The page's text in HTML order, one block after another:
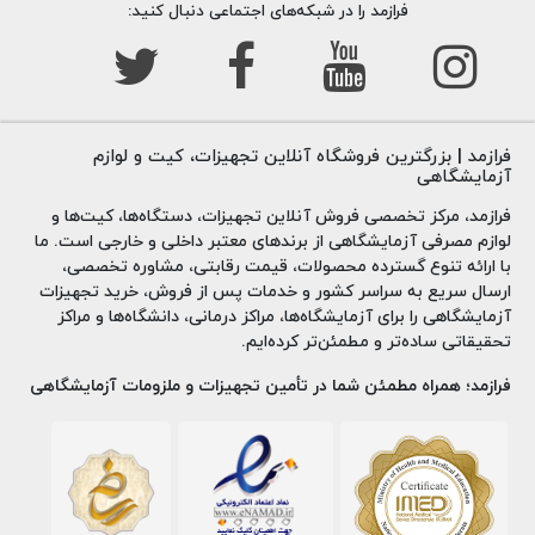
کیت آزمایش Testosterone
تستوسترون یک هورمون جنسی است که نقش مهمی در بدن
استخوانی، توزیع چربی، توده عضلانی و قدرت، و تولید گلبول های
قرمز خون و اسپرم را تنظیم می کند. مقدار کمی از تستوسترون
در گردش به استرادیول، شکلی از استروژن، تبدیل می شود. نتایج
آزمایش شما اطلاعات دقیقی در مورد نرمال، کم یا زیاد بودن
سطح تستوسترون آزاد شما ارائه می دهد. هنگامی که نتایج
خود را دریافت کردید، نکات مربوط به سبک زندگی را نیز برای حفظ
سطح تستوسترون سالم و سلامت کلی خود دریافت خواهید کرد.
کیت آزمایش Free Testosterone
این آزمایش میزان تستوسترون غیر متصل یا "آزاد" را در خون
شما اندازه گیری می کند. تستوسترون یک هورمون جنسی مردانه
فرازمد را در شبکه‌های اجتماعی دنبال کنید:
فرازمد | بزرگترین فروشگاه آنلاین تجهیزات، کیت و لوازم
آزمایشگاهی
فرازمد، مرکز تخصصی فروش آنلاین تجهیزات، دستگاه‌ها، کیت‌ها و
لوازم مصرفی آزمایشگاهی از برندهای معتبر داخلی و خارجی است. ما
با ارائه تنوع گسترده محصولات، قیمت رقابتی، مشاوره تخصصی،
ارسال سریع به سراسر کشور و خدمات پس از فروش، خرید تجهیزات
آزمایشگاهی را برای آزمایشگاه‌ها، مراکز درمانی، دانشگاه‌ها و مراکز
تحقیقاتی ساده‌تر و مطمئن‌تر کرده‌ایم.
فرازمد؛ همراه مطمئن شما در تأمین تجهیزات و ملزومات آزمایشگاهی